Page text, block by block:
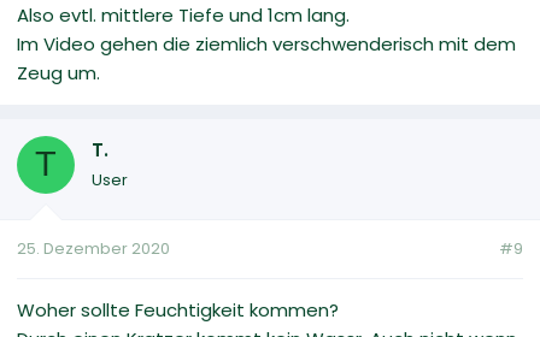
Also evtl. mittlere Tiefe und 1cm lang.
Im Video gehen die ziemlich verschwenderisch mit dem
Zeug um.
T T.
User
25. Dezember 2020 #9
Woher sollte Feuchtigkeit kommen?